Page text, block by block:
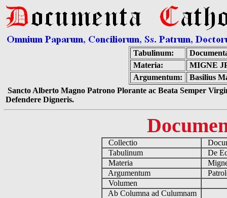
Tabulinum:
Materia:
MIGNE
Argumentum:
Basilius
Sancto Alberto Magno Patrono Plorante ac Beata Semper
Defendere Digneris.
Collectio
Tabulinum
De
Materia
Argumentum
Volumen
Ab Columna ad Culumnam